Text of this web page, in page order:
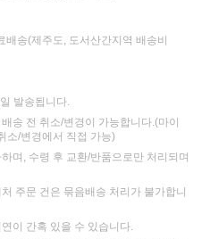
송(제주도, 도서산간지역 배송비
발송됩니다.
송 전 취소/변경이 가능합니다.(마이
소/변경에서 직접 가능)
며, 수령 후 교환/반품으로만 처리되며
주문 건은 묶음배송 처리가 불가합니
이 간혹 있을 수 있습니다.